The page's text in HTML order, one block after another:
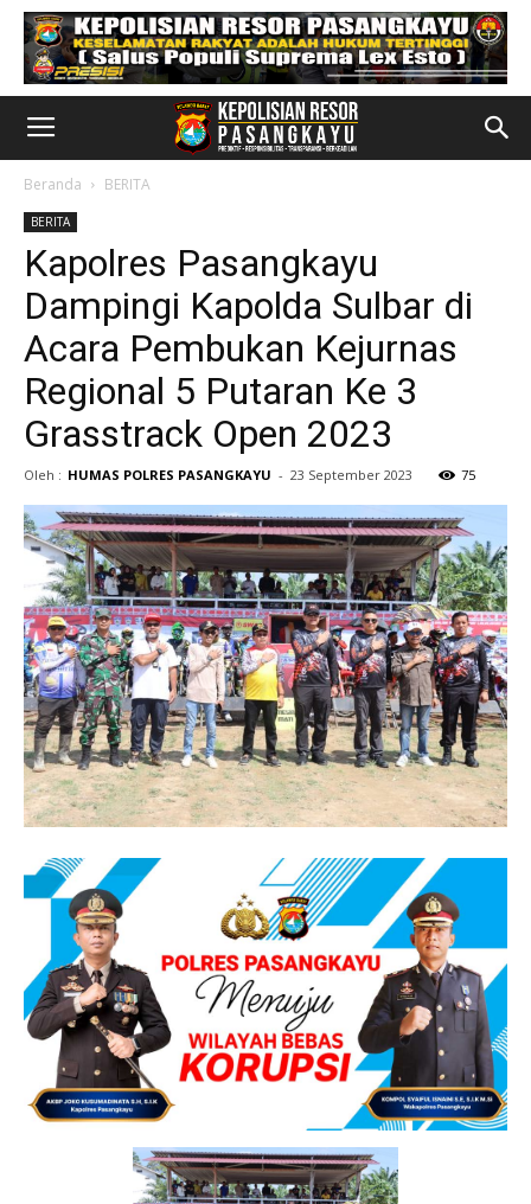
Beranda BERITA
BERITA
Kapolres Pasangkayu
Dampingi Kapolda Sulbar di
Acara Pembukan Kejurnas
Regional 5 Putaran Ke 3
Grasstrack Open 2023
Oleh : HUMAS POLRES PASANGKAYU - 23 September 2023 75